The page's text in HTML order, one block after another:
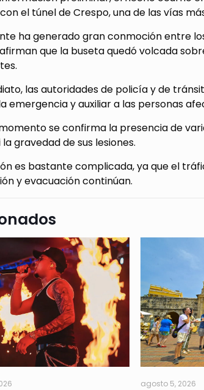
el túnel de Crespo, una de las vías
ha generado gran conmoción entre
que la buseta quedó volcada
las autoridades de policía y de
emergencia y auxiliar a las personas
se confirma la presencia de
gravedad de sus lesiones.
es bastante complicada, ya que el
y evacuación continúan.
agosto 5, 2026